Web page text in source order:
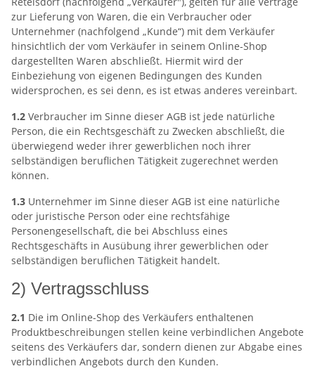
zur Lieferung von Waren, die ein Verbraucher oder
Unternehmer (nachfolgend „Kunde“) mit dem Verkäufer
hinsichtlich der vom Verkäufer in seinem Online-Shop
dargestellten Waren abschließt. Hiermit wird der
Einbeziehung von eigenen Bedingungen des Kunden
widersprochen, es sei denn, es ist etwas anderes vereinbart.
1.2 Verbraucher im Sinne dieser AGB ist jede natürliche
Person, die ein Rechtsgeschäft zu Zwecken abschließt, die
überwiegend weder ihrer gewerblichen noch ihrer
selbständigen beruflichen Tätigkeit zugerechnet werden
können.
1.3 Unternehmer im Sinne dieser AGB ist eine natürliche
oder juristische Person oder eine rechtsfähige
Personengesellschaft, die bei Abschluss eines
Rechtsgeschäfts in Ausübung ihrer gewerblichen oder
selbständigen beruflichen Tätigkeit handelt.
2) Vertragsschluss
2.1 Die im Online-Shop des Verkäufers enthaltenen
Produktbeschreibungen stellen keine verbindlichen Angebote
seitens des Verkäufers dar, sondern dienen zur Abgabe eines
verbindlichen Angebots durch den Kunden.